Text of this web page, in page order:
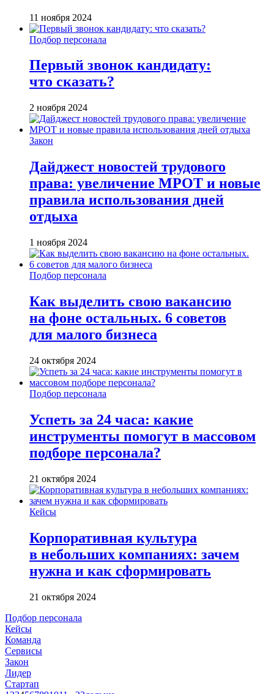
11 ноября 2024
Подбор персонала
Первый звонок кандидату:
что сказать?
2 ноября 2024
Закон
Дайджест новостей трудового
права: увеличение МРОТ и новые
правила использования дней
отдыха
1 ноября 2024
Подбор персонала
Как выделить свою вакансию
на фоне остальных. 6 советов
для малого бизнеса
24 октября 2024
Подбор персонала
Успеть за 24 часа: какие
инструменты помогут в массовом
подборе персонала?
21 октября 2024
Кейсы
Корпоративная культура
в небольших компаниях: зачем
нужна и как сформировать
21 октября 2024
Подбор персонала
Кейсы
Команда
Сервисы
Закон
Лидер
Стартап